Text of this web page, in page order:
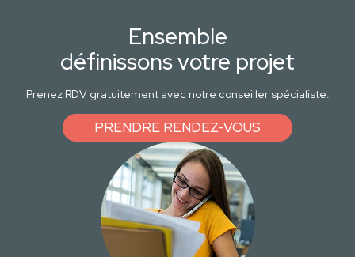
Ensemble
définissons votre projet
Prenez RDV gratuitement avec notre conseiller spécialiste.
PRENDRE RENDEZ-VOUS